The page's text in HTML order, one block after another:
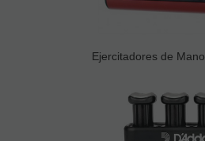
Ejercitadores de Mano